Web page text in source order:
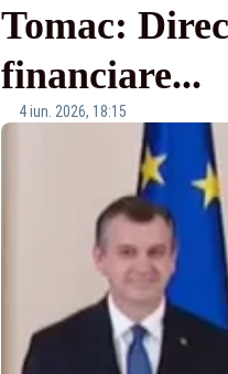
Tomac:
financiare...
4 iun. 2026, 18:15